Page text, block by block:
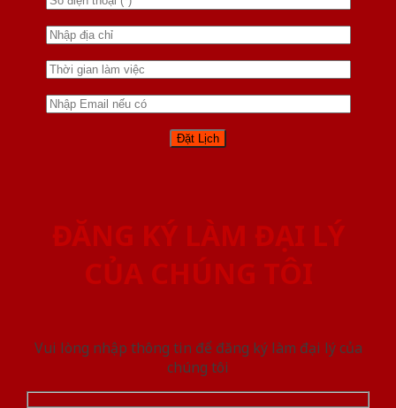
ĐĂNG KÝ LÀM ĐẠI LÝ
CỦA CHÚNG TÔI
Vui lòng nhập thông tin để đăng ký làm đại lý của
chúng tôi